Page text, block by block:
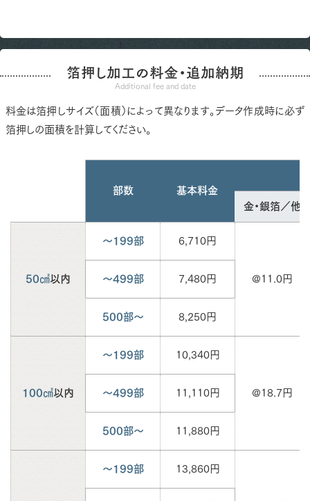
箔押し加工の料金・追加納期
Additional fee and date
料金は箔押しサイズ（面積）によって異なります。データ作成時に必ず
箔押しの面積を計算してください。
部数
基本料金
金・銀箔／他
50㎠以内
～199部 6,710円
@11.0円
～499部 7,480円
500部～ 8,250円
100㎠以内
～199部 10,340円
@18.7円
～499部 11,110円
500部～ 11,880円
～199部 13,860円